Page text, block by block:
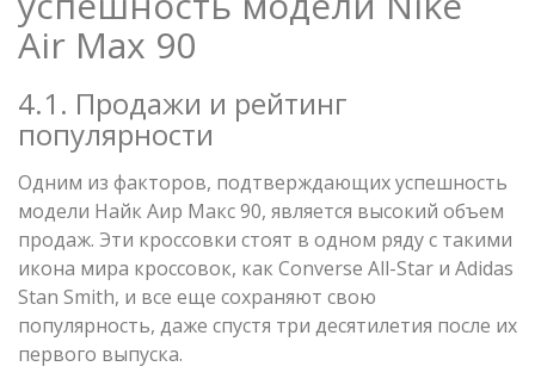
Air Max 90
4.1. Продажи и рейтинг
популярности
Одним из факторов, подтверждающих успешность
модели Найк Аир Макс 90, является высокий объем
продаж. Эти кроссовки стоят в одном ряду с такими
икона мира кроссовок, как Converse All-Star и Adidas
Stan Smith, и все еще сохраняют свою
популярность, даже спустя три десятилетия после их
первого выпуска.